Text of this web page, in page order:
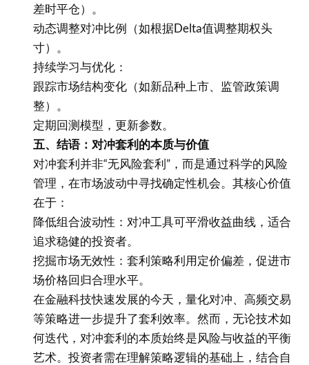
差时平仓）。
动态调整对冲比例（如根据Delta值调整期权头
寸）。
持续学习与优化：
跟踪市场结构变化（如新品种上市、监管政策调
整）。
定期回测模型，更新参数。
五、结语：对冲套利的本质与价值
对冲套利并非“无风险套利”，而是通过科学的风险
管理，在市场波动中寻找确定性机会。其核心价值
在于：
降低组合波动性：对冲工具可平滑收益曲线，适合
追求稳健的投资者。
挖掘市场无效性：套利策略利用定价偏差，促进市
场价格回归合理水平。
在金融科技快速发展的今天，量化对冲、高频交易
等策略进一步提升了套利效率。然而，无论技术如
何迭代，对冲套利的本质始终是风险与收益的平衡
艺术。投资者需在理解策略逻辑的基础上，结合自